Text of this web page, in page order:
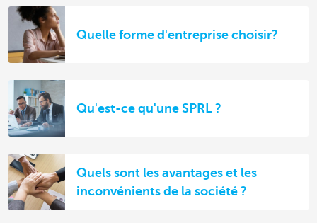
Quelle forme d'entreprise choisir?
Qu'est-ce qu'une SPRL ?
Quels sont les avantages et les
inconvénients de la société ?